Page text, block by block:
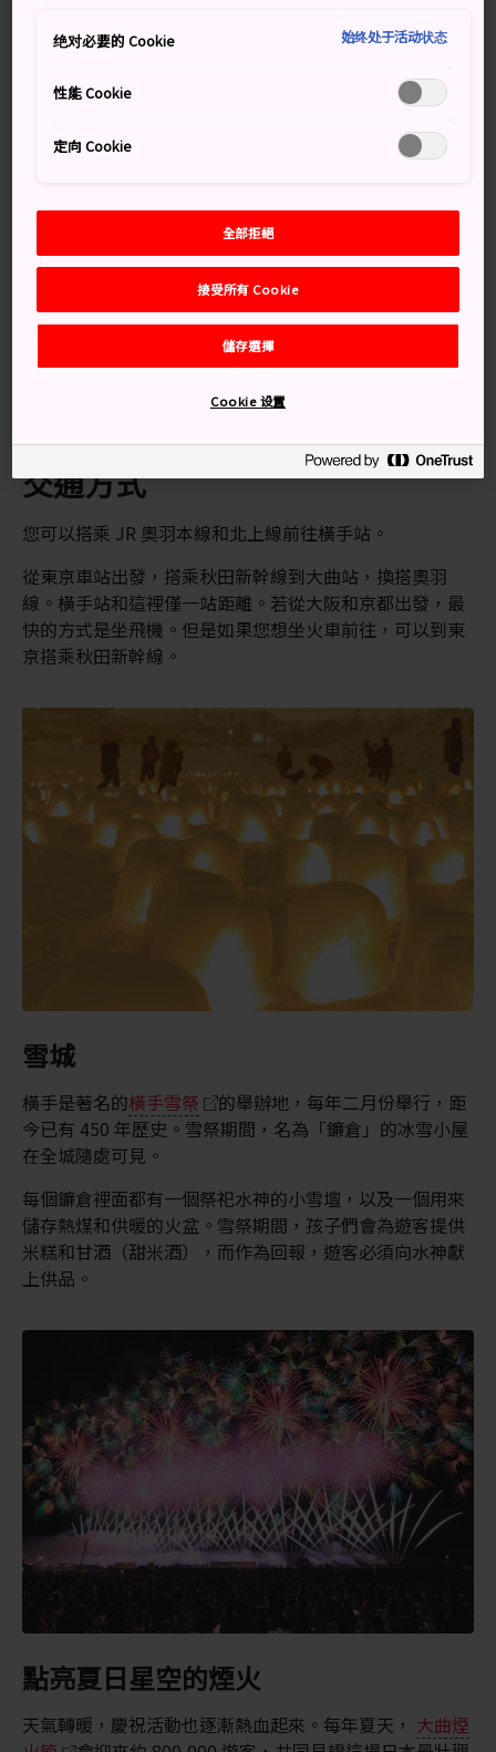
別錯過
每年夏天的全國煙火競技會
四月底在真人公園賞櫻
交通方式
您可以搭乘 JR 奧羽本線和北上線前往橫手站。
從東京車站出發，搭乘秋田新幹線到大曲站，換搭奧羽
線。橫手站和這裡僅一站距離。若從大阪和京都出發，最
快的方式是坐飛機。但是如果您想坐火車前往，可以到東
京搭乘秋田新幹線。
雪城
橫手是著名的橫手雪祭
的舉辦地，每年二月份舉行，距
今已有 450 年歷史。雪祭期間，名為「鐮倉」的冰雪小屋
在全城隨處可見。
每個鐮倉裡面都有一個祭祀水神的小雪壇，以及一個用來
儲存熱煤和供暖的火盆。雪祭期間，孩子們會為遊客提供
米糕和甘酒（甜米酒），而作為回報，遊客必須向水神獻
上供品。
點亮夏日星空的煙火
天氣轉暖，慶祝活動也逐漸熱血起來。每年夏天， 大曲煙
绝对必要的 Cookie 始终处于活动状态
性能 Cookie
定向 Cookie
全部拒絕
接受所有 Cookie
儲存選擇
Cookie 设置